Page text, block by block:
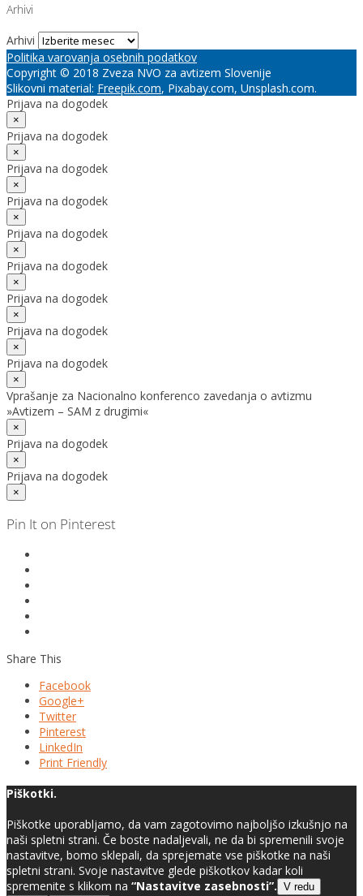
Arhivi
Arhivi
Politika varovanja osebnih podatkov
Copyright © 2018 Zveza NVO za avtizem Slovenije
Slikovni material: Freepik.com, Pixabay.com, Unsplash.com.
Prijava na dogodek
×
Prijava na dogodek
×
Prijava na dogodek
×
Prijava na dogodek
×
Prijava na dogodek
×
Prijava na dogodek
×
Prijava na dogodek
×
Prijava na dogodek
×
Prijava na dogodek
×
Vprašanje za Nacionalno konferenco zavedanja o avtizmu
»Avtizem – SAM z drugimi«
×
Prijava na dogodek
×
Prijava na dogodek
×
Pin It on Pinterest
Share This
Facebook
Google+
Twitter
Pinterest
LinkedIn
Print Friendly
Piškotki.
Piškotke uporabljamo, da vam zagotovimo najboljšo izkušnjo na
naši spletni strani. Če boste nadaljevali, ne da bi spremenili svoje
nastavitve, bomo sklepali, da sprejemate vse piškotke na naši
spletni strani. Svoje nastavitve glede piškotkov kadar koli
spremenite s klikom na “Nastavitve zasebnosti”. V redu